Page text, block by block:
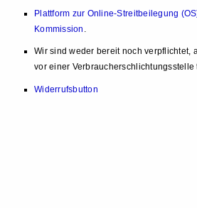
Plattform zur Online-Streitbeilegung
Kommission .
Wir sind weder bereit noch verpflichtet,
vor einer
Widerrufsbutton